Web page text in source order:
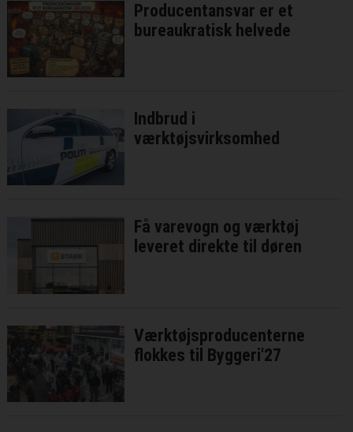
Producentansvar er et
bureaukratisk helvede
Indbrud i
værktøjsvirksomhed
Få varevogn og værktøj
leveret direkte til døren
Værktøjsproducenterne
flokkes til Byggeri'27